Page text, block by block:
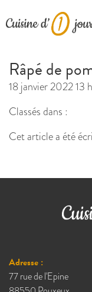
Râpé de
18 janvier 2022 13
Classés dans :
Cet article a été
Adresse :
77 rue de l'Epine